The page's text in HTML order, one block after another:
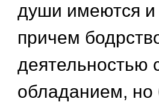
души имеются и
причем
деятельностью
обладанием, но